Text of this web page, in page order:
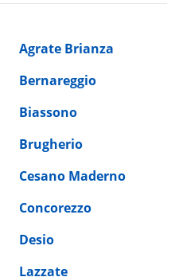
Agrate Brianza
Bernareggio
Biassono
Brugherio
Cesano Maderno
Concorezzo
Desio
Lazzate